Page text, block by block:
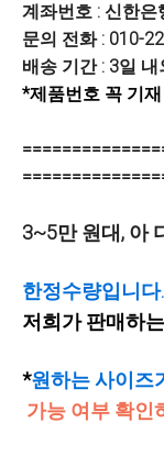
계좌번호 : 신한은
문의 전화 : 010-
배송 기간 : 3일 내
*제품번호 꼭 기
3~5만 원대, 아
한정수량입니다.
저희가 판매하
*원하는 사이즈
가능 여부 확인